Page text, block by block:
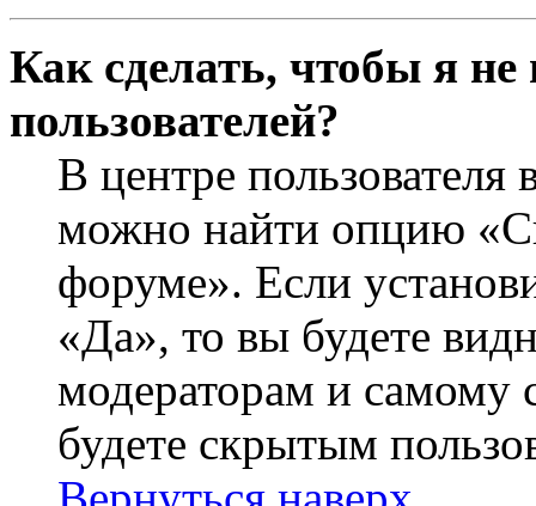
Как сделать, чтобы я
пользователей?
В центре
можно найти опцию
форуме». Если
«Да», то вы будете
модераторам и самому
будете скрытым